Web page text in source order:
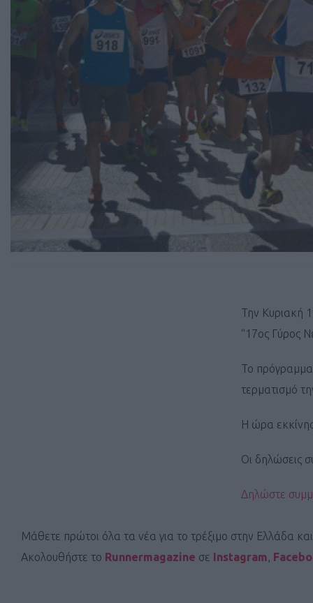
Την Κυριακή
“17ος Γύρος
Το
τερματισμό
Η ώρα
Οι δηλώσεις
Δηλώστε
Μάθετε πρώτοι όλα τα νέα για το τρέξιμο στην Ελλάδα
Ακολουθήστε το Runnermagazine σε Instagram,